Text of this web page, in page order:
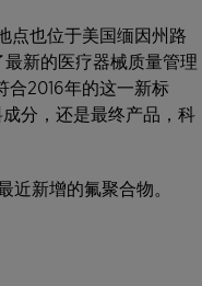
点也位于美国缅因州路
新的医疗器械质量管理
合2016年的这一新标
分，还是最终产品，科
近新增的氟聚合物。